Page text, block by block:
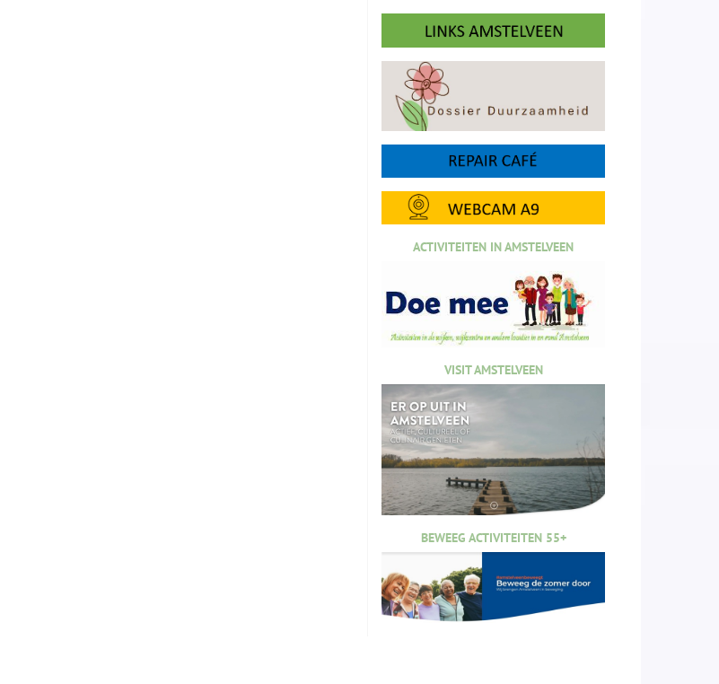
ACTIVITEITEN IN AMSTELVEEN
VISIT AMSTELVEEN
BEWEEG ACTIVITEITEN 55+